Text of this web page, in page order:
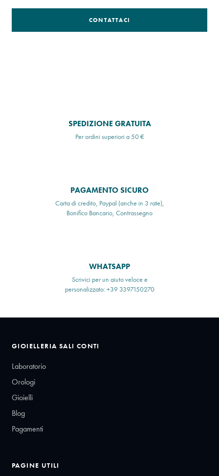
CONTATTACI
SPEDIZIONE GRATUITA
Per ordini superiori a 50 €
PAGAMENTO SICURO
Carta di credito, Paypal (anche in 3 rate),
Bonifico Bancario, Contrassegno
WHATSAPP
Scrivici per un aiuto veloce e
personalizzato: +39 3397150270
GIOIELLERIA SALI CONTI
Laboratorio
Orologi
Gioielli
Blog
Pagamenti
PAGINE UTILI